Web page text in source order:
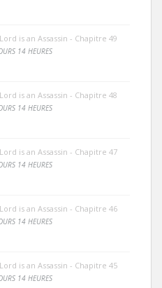
is an Assassin - Chapitre 49
14 HEURES
is an Assassin - Chapitre 48
14 HEURES
is an Assassin - Chapitre 47
14 HEURES
is an Assassin - Chapitre 46
14 HEURES
is an Assassin - Chapitre 45
14 HEURES